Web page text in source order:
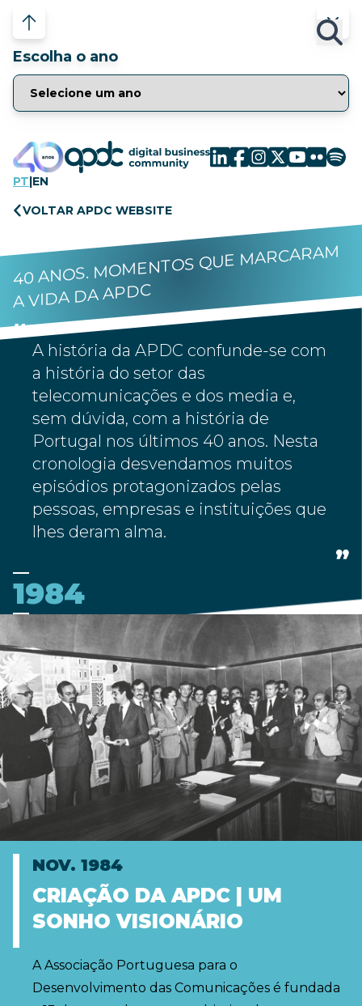
Escolha o ano
PT|EN
VOLTAR APDC WEBSITE
40 ANOS. MOMENTOS QUE MARCARAM
A VIDA DA APDC
A história da APDC confunde-se com
a história do setor das
telecomunicações e dos media e,
sem dúvida, com a história de
Portugal nos últimos 40 anos. Nesta
cronologia desvendamos muitos
episódios protagonizados pelas
pessoas, empresas e instituições que
lhes deram alma.
1984
NOV. 1984
CRIAÇÃO DA APDC | UM
SONHO VISIONÁRIO
A Associação Portuguesa para o
Desenvolvimento das Comunicações é fundada